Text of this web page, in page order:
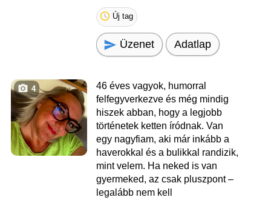
Új tag
Üzenet Adatlap
4
46 éves vagyok, humorral
felfegyverkezve és még mindig
hiszek abban, hogy a legjobb
történetek ketten íródnak. Van
egy nagyfiam, aki már inkább a
haverokkal és a bulikkal randizik,
mint velem. Ha neked is van
gyermeked, az csak pluszpont –
legalább nem kell